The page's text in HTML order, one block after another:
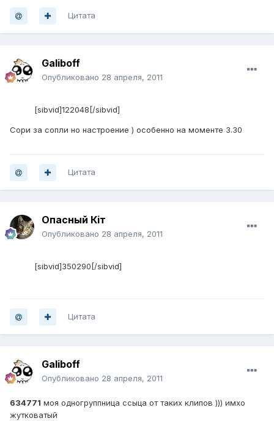
Цитата
Galiboff
Опубликовано 28 апреля, 2011
[sibvid]122048[/sibvid]
Сори за сопли но настроение ) особенно на моменте 3.30
Цитата
Опасный Кiт
Опубликовано 28 апреля, 2011
[sibvid]350290[/sibvid]
Цитата
Galiboff
Опубликовано 28 апреля, 2011
634771 моя одногруппница ссыца от таких клипов ))) имхо
жутковатый